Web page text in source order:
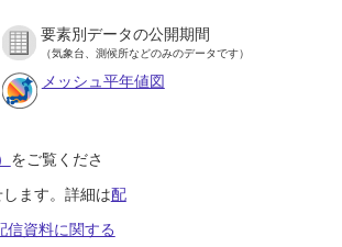
要素別データの公開期間
（気象台、測候所などのみのデータです）
メッシュ平年値図
をご覧くださ
ます。詳細は配
信資料に関する